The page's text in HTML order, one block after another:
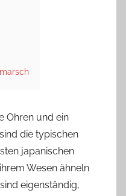
Ohren und ein
die typischen
japanischen
Wesen ähneln
eigenständig,